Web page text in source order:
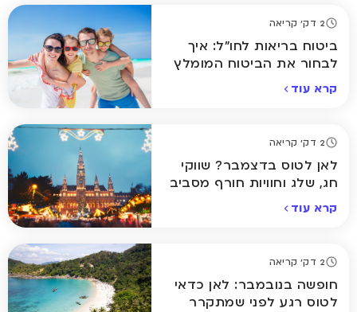
2 דק' קריאה
ביטוח בריאות לחו"ל: איך
לבחור את הביטוח המומלץ
קרא עוד
2 דק' קריאה
לאן לטוס בדצמבר? שווקי
חג, שלג וחוויות חורף מסביב
קרא עוד
2 דק' קריאה
חופשה בנובמבר: לאן כדאי
לטוס רגע לפני שמתקרר